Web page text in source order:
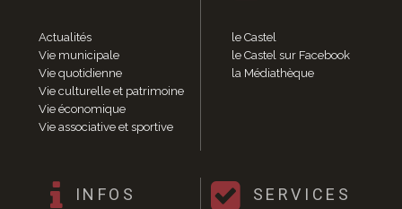
Délibérations 2011
Délibérations 2010
Délibérations 2009
Délibérations 2008
Agenda réunions publiques
Marchés publics
Vie quotidienne
Actualités
Vie municipale
Vie quotidienne
Vie culturelle et patrimoine
Vie économique
Vie associative et sportive
le Castel
le Castel sur Facebook
la Médiathèque
INFOS SERVICES